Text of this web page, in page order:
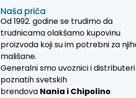
Naša priča
Od 1992. godine se trudimo da
trudnicama olakšamo kupovinu
proizvoda koji su im potrebni za
mališane.
Generalni smo uvoznici i distributeri
poznatih svetskih
brendova Nania i Chipolino